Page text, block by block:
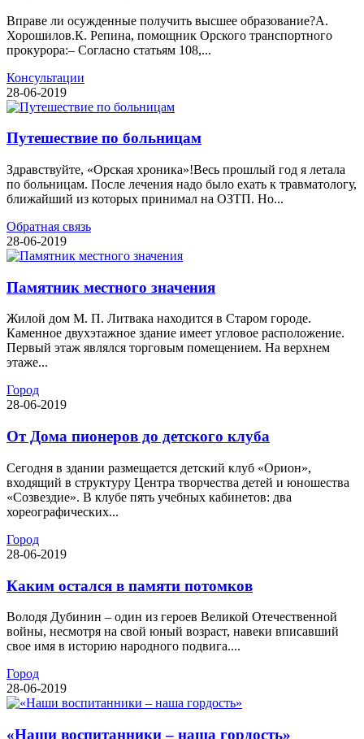
Вправе ли осужденные получить высшее образование?А.
Хорошилов.К. Репина, помощник Орского транспортного
прокурора:– Согласно статьям 108,...
Консультации
28-06-2019
Путешествие по больницам
Здравствуйте, «Орская хроника»!Весь прошлый год я летала
по больницам. После лечения надо было ехать к травматологу,
ближайший из которых принимал на ОЗТП. Но...
Обратная связь
28-06-2019
Памятник местного значения
Жилой дом М. П. Литвака находится в Старом городе.
Каменное двухэтажное здание имеет угловое расположение.
Первый этаж являлся торговым помещением. На верхнем
этаже...
Город
28-06-2019
От Дома пионеров до детского клуба
Сегодня в здании размещается детский клуб «Орион»,
входящий в структуру Центра творчества детей и юношества
«Созвездие». В клубе пять учебных кабинетов: два
хореографических...
Город
28-06-2019
Каким остался в памяти потомков
Володя Дубинин – один из героев Великой Отечественной
войны, несмотря на свой юный возраст, навеки вписавший
свое имя в историю народного подвига....
Город
28-06-2019
«Наши воспитанники – наша гордость»